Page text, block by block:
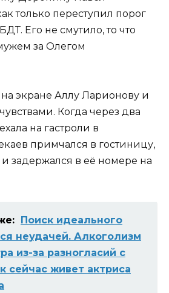
только переступил порог
Его не смутило, то что
за Олегом
экране Аллу Ларионову и
Когда через два
на гастроли в
примчался в гостиницу,
задержался в её номере на
Поиск идеального
неудачей. Алкоголизм
из-за разногласий с
сейчас живет актриса